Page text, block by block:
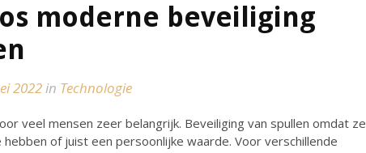
moderne beveiliging
2022in Technologie
veel mensen zeer belangrijk. Beveiliging van spullen omdat ze
of juist een persoonlijke waarde. Voor verschillende